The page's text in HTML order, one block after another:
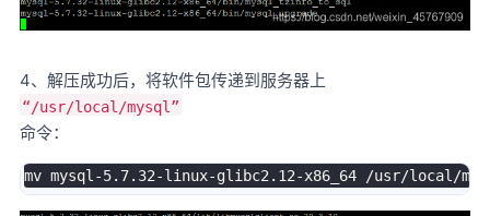
4、解压成功后，将软件包传递到服务器上
“/usr/local/mysql”
命令：
mv mysql -5.7.32-linux-glibc2 . 12-x86_64 /usr/local /